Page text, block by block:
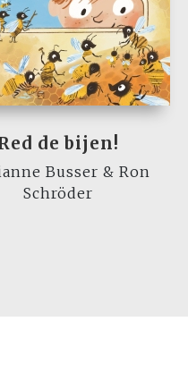
de bijen!
Busser & Ron
Schröder